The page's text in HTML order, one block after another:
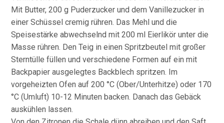
Mit Butter, 200 g Puderzucker und dem Vanillezucker in
einer Schüssel cremig rühren. Das Mehl und die
Speisestärke abwechselnd mit 200 ml Eierlikör unter die
Masse rühren. Den Teig in einen Spritzbeutel mit großer
Sterntülle füllen und verschiedene Formen auf ein mit
Backpapier ausgelegtes Backblech spritzen. Im
vorgeheizten Ofen auf 200 °C (Ober/Unterhitze) oder 170
°C (Umluft) 10-12 Minuten backen. Danach das Gebäck
auskühlen lassen.